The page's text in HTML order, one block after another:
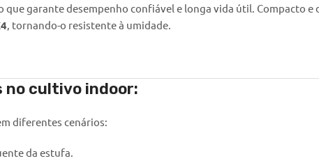
que garante desempenho confiável e longa vida útil. Compacto e
, tornando-o resistente à umidade.
no cultivo indoor:
diferentes cenários:
da estufa.